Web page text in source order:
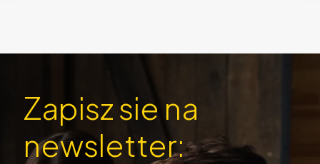
Zapisz sie na
newsletter: